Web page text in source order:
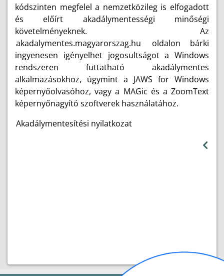
kódszinten megfelel a nemzetközileg is elfogadott
és előírt akadálymentességi minőségi
követelményeknek. Az
akadalymentes.magyarorszag.hu
oldalon bárki
ingyenesen igényelhet jogosultságot a Windows
rendszeren futtatható akadálymentes
alkalmazásokhoz, úgymint a JAWS for Windows
képernyőolvasóhoz, vagy a MAGic és a ZoomText
képernyőnagyító szoftverek használatához.
Akadálymentesítési nyilatkozat